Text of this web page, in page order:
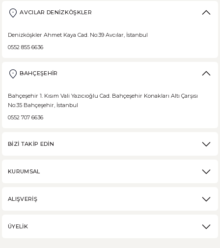
AVCILAR DENİZKÖŞKLER
Denizköşkler Ahmet Kaya Cad. No:39 Avcılar, İstanbul
0552 855 6636
BAHÇEŞEHİR
Bahçeşehir 1. Kısım Vali Yazıcıoğlu Cad. Bahçeşehir Konakları Altı Çarşısı
No:35 Bahçeşehir, İstanbul
0552 707 6636
BİZİ TAKİP EDİN
KURUMSAL
ALIŞVERİŞ
ÜYELİK